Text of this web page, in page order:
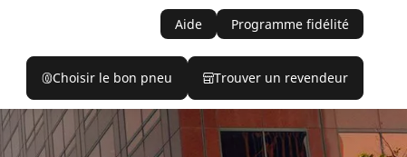
Aide Programme fidélité
Choisir le bon pneu Trouver un revendeur